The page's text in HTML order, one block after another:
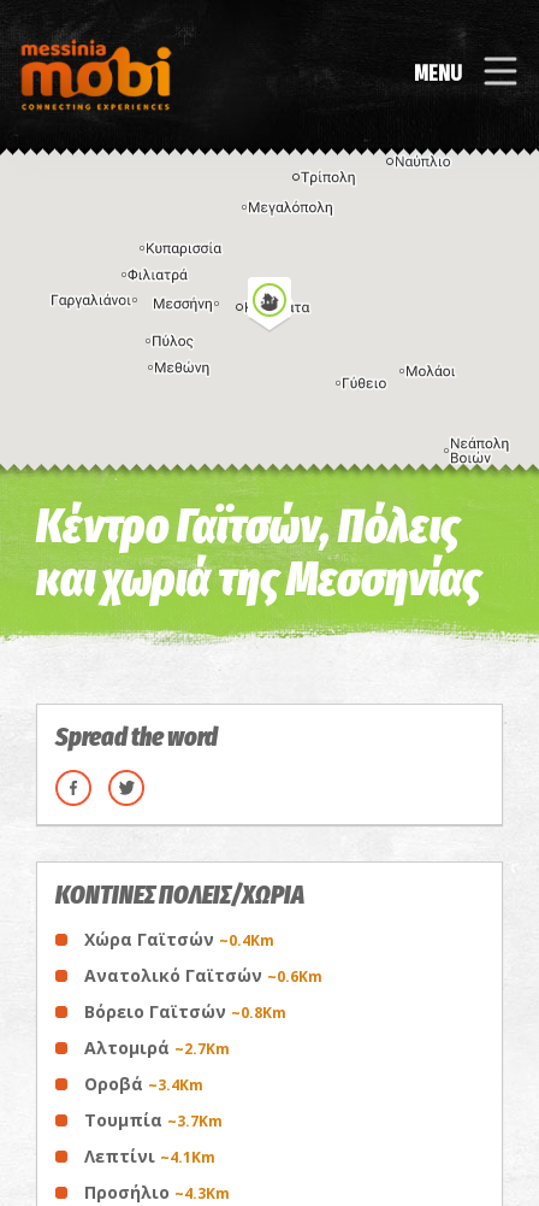
MENU
Η εικόνα ενδέχεται να υπόκειται σε πνευματικά δικαιώματα Όροι
Κέντρο Γαϊτσών, Πόλεις
και χωριά της Μεσσηνίας
Spread the word
ΚΟΝΤΙΝΕΣ ΠΟΛΕΙΣ/ΧΩΡΙΑ
Χώρα Γαϊτσών ~0.4Km
Ανατολικό Γαϊτσών ~0.6Km
Βόρειο Γαϊτσών ~0.8Km
Αλτομιρά ~2.7Km
Οροβά ~3.4Km
Τουμπία ~3.7Km
Λεπτίνι ~4.1Km
Προσήλιο ~4.3Km